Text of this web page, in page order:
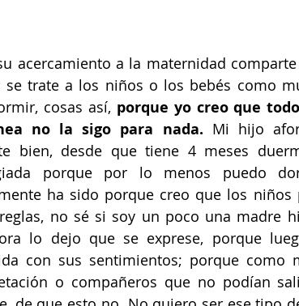
acercamiento a la maternidad
se trate a los niños o los bebés como
cosas así, porque yo creo que
no la sigo para nada. Mi hijo
bien, desde que tiene 4 meses
porque por lo menos puedo
ha sido porque creo que los
no sé si soy un poco una madre
lo dejo que se exprese, porque
con sus sentimientos; porque como
o compañeros que no podían